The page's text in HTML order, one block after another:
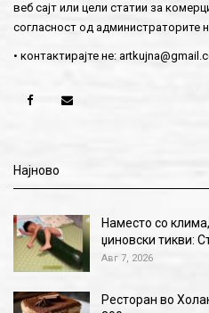
веб сајт или цели статии за
согласност од администраторите
• контактирајте не:
Најново
Наместо со
џиновски тикви:
Авг 7, 2026
Ресторан во